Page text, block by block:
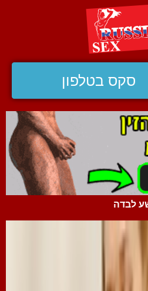
סקס בטלפון
לבדה